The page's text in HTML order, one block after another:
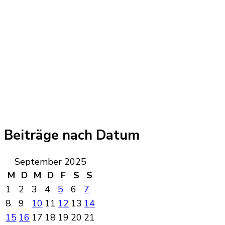
Beiträge nach Datum
September 2025
M D M D F S
S
1
2 3 4 5 6
7
8
9 10 11 12 13 14
15 16 17 18 19 20 21